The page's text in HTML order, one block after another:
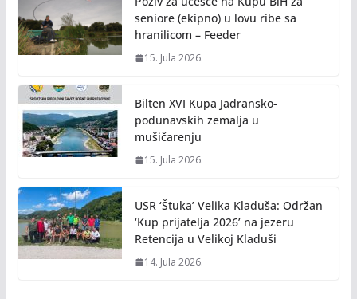
seniore (ekipno) u lovu ribe sa
hranilicom – Feeder
15. Jula 2026.
Bilten XVI Kupa Jadransko-
podunavskih zemalja u
mušičarenju
15. Jula 2026.
USR ‘Štuka’ Velika Kladuša: Održan
‘Kup prijatelja 2026’ na jezeru
Retencija u Velikoj Kladuši
14. Jula 2026.